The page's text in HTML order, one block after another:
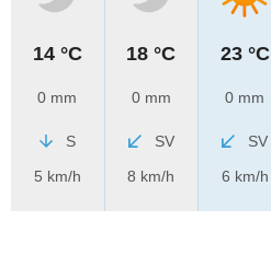
14 °C
0 mm
S
5 km/h
18 °C
0 mm
SV
8 km/h
23 °C
0 mm
SV
6 km/h